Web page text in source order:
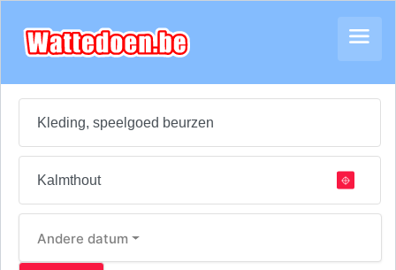
Andere datum